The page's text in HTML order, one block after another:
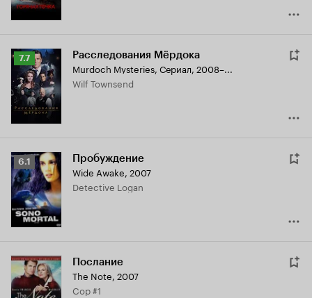
Рейтинг
Кинопоиска
7.7
7.7 Расследования Мёрдока
Murdoch Mysteries, Сериал, 2008–...
Wilf Townsend
Рейтинг
Кинопоиска
6.1
6.1 Пробуждение
Wide Awake, 2007
Detective Logan
Послание
The Note, 2007
Cop #1